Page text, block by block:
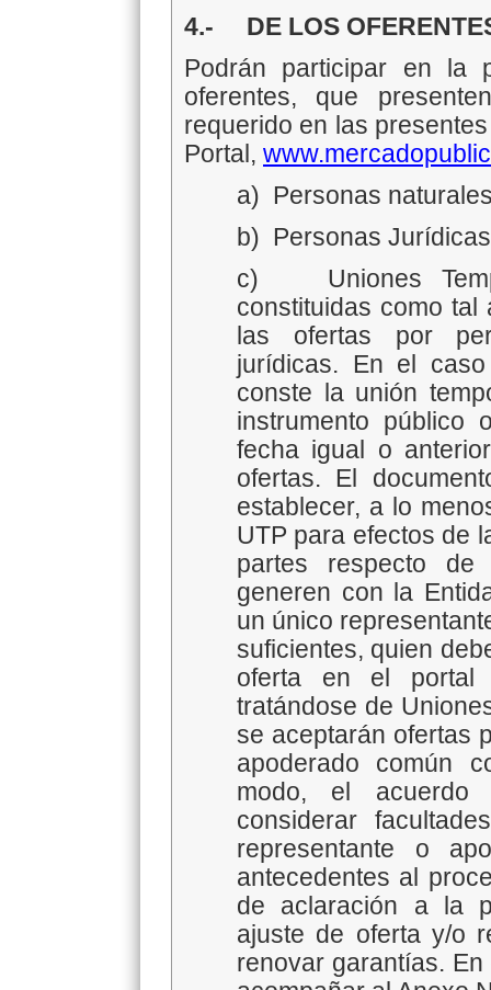
4.- DE LOS
Podrán participar en la
oferentes, que
requerido en las
Portal,
a) Personas
b) Personas
c)
Uniones
constituidas como
las ofertas por
jurídicas. En el
conste la unión
instrumento público
fecha igual o
ofertas. El
establecer, a lo
UTP para efectos de
partes respecto
generen con la
un único
suficientes, quien
oferta en el portal
tratándose de
se aceptarán ofertas
apoderado común
modo, el
considerar
representante o
antecedentes al
de aclaración a la
ajuste de oferta y/o
renovar garantías.